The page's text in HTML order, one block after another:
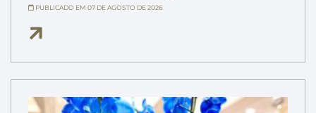
PUBLICADO EM 07 DE AGOSTO DE 2026